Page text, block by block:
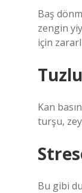
Baş
zengin
için
Kan
turşu,
Bu gibi